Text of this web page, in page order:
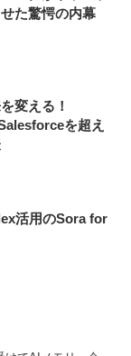
た驚愕の内幕
変える！
を超え
活用のSora for